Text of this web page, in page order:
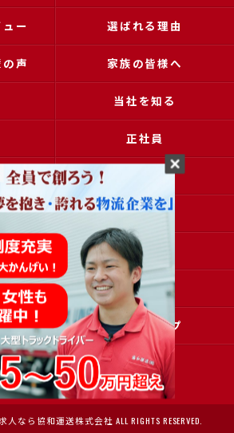
ー 選ばれる理由
声 家族の皆様へ
当社を知る
正社員
アクセス
コラム
採用申込
シー サイトマップ
なら協和運送株式会社 ALL RIGHTS RESERVED.